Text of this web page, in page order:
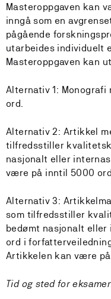
Masteroppgaven kan
inngå som en
pågående
utarbeides individuelt
Masteroppgaven kan
Alternativ 1: Monografi
ord.
Alternativ 2: Artikkel
tilfredsstiller
nasjonalt eller
være på inntil 5000
Alternativ 3:
som tilfredsstiller
bedømt nasjonalt
ord i
Artikkelen kan være
Tid og sted for